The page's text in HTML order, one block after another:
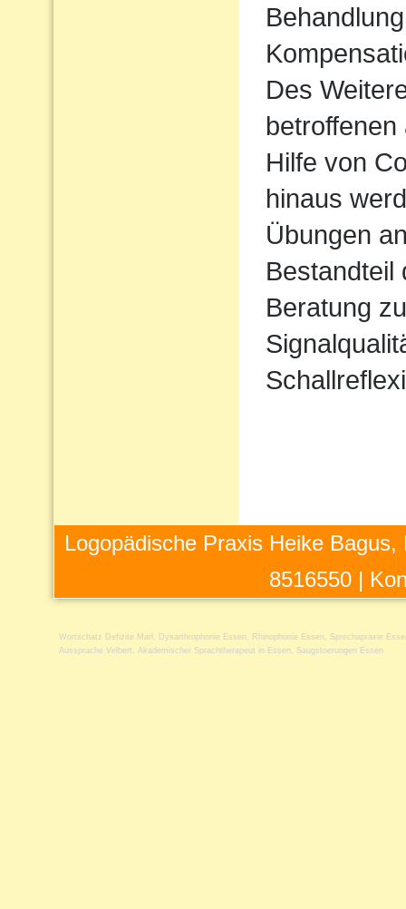
Des
betroffenen
Hilfe von
hinaus
Übungen
Bestandteil
Beratung
Logopädische Praxis Heike
8516550 |
Wortschatz Defizite Marl Dysarthrophonie Essen Rhinophonie Essen
Sprechapraxie
Aussprache Velbert
Akademischer Sprachtherapeut in Essen Saugstoerungen Essen